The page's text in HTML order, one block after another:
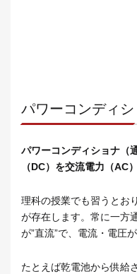
パワーコンディ
パワーコンディショナ（
（DC）を交流電力（AC
理科の授業でも習うとお
が存在します。常に一方
が”直流”で、電流・電圧
たとえば乾電池から供給